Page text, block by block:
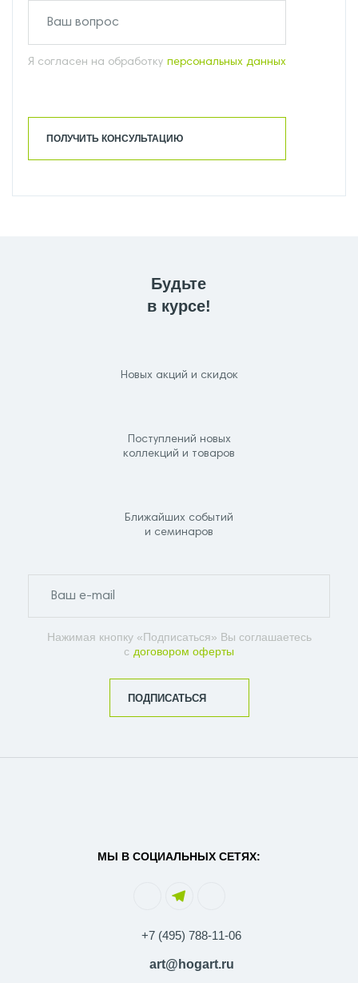
Я согласен на обработку персональных данных
ПОЛУЧИТЬ КОНСУЛЬТАЦИЮ
Будьте
в курсе!
Новых акций и скидок
Поступлений новых
коллекций и товаров
Ближайших событий
и семинаров
Нажимая кнопку «Подписаться» Вы соглашаетесь
с договором оферты
ПОДПИСАТЬСЯ
МЫ В СОЦИАЛЬНЫХ СЕТЯХ:
+7 (495) 788-11-06
art@hogart.ru